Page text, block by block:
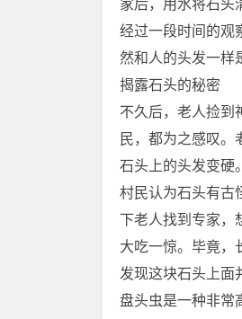
家后，用水将石头
经过一段时间的观
然和人的头发一样
揭露石头的秘密
不久后，老人捡到
民，都为之感叹
石头上的头发变硬。
村民认为石头有古
下老人找到专家，
大吃一惊。毕竟，
发现这块石头上面
盘头虫是一种非常